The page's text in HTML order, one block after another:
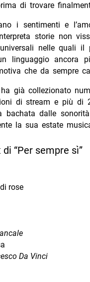
di trovare
i sentimenti e
storie non
nelle quali il
linguaggio ancora
che da sempre
già collezionato
di stream e più di
bachata dalle
la sua estate
“Per sempre sì”
rose
Da Vinci